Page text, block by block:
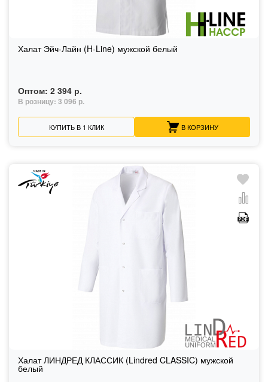
Халат Эйч-Лайн (H-Line) мужской белый
Оптом: 2 394 р.
В розницу: 3 096 р.
КУПИТЬ В 1 КЛИК В КОРЗИНУ
Халат ЛИНДРЕД КЛАССИК (Lindred CLASSIC) мужской
белый